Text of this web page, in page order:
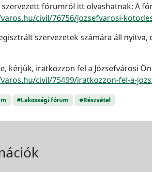
szervezett fórumról itt olvashatnak: A
civil/76756/jozsefvarosi-
szervezetek számára áll
kérjük, iratkozzon fel a Józsefvárosi
civil/75499/iratkozzon-fel-a-
#Lakossági fórum #Részvétel